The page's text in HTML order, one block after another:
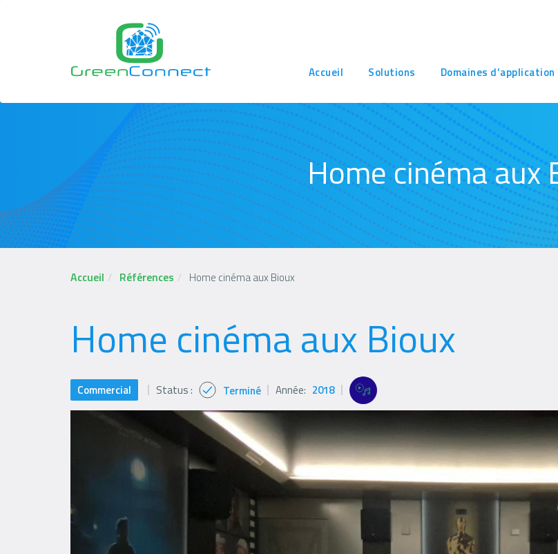
Navigation
principale
Accueil Solutions Domaines d’application
Home cinéma aux
Accueil Références Home cinéma aux Bioux
Home cinéma aux Bioux
Commercial Status : Terminé
Status
icon
Année: 2018
Références
Filter
Références
filters
Logo